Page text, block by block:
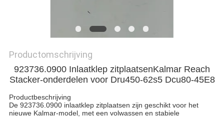
Productomschrijving
923736.0900 Inlaatklep zitplaatsenKalmar Reach
Stacker-onderdelen voor Dru450-62s5 Dcu80-45E8
Productbeschrijving
De 923736.0900 inlaatklep zitplaatsen zijn geschikt voor het
nieuwe Kalmar-model, met een volwassen en stabiele